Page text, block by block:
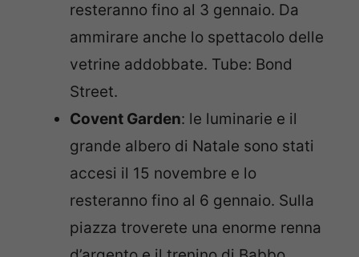
resteranno fino al 3 gennaio. Da
ammirare anche lo spettacolo delle
vetrine addobbate. Tube: Bond
Street.
Covent Garden: le luminarie e il
grande albero di Natale sono stati
accesi il 15 novembre e lo
resteranno fino al 6 gennaio. Sulla
piazza troverete una enorme renna